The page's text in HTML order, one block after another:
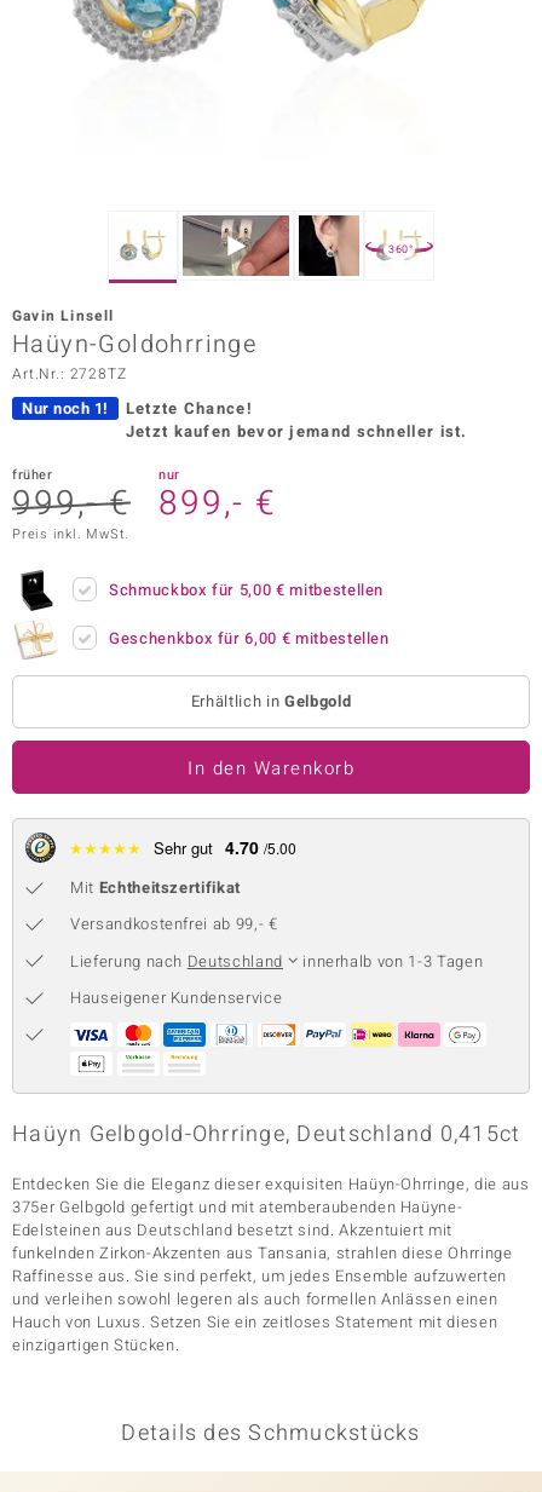
Vogue
Collection
Collection
360°
Gavin Linsell
Haüyn-Goldohrringe
Art.Nr.: 2728TZ
Nur noch 1!
Letzte Chance!
Jetzt kaufen bevor jemand schneller ist.
früher
999,- €
nur
899,- €
Preis inkl. MwSt.
Schmuckbox für 5,00 € mitbestellen
Geschenkbox für6,00 € mitbestellen
Erhältlich in Gelbgold
In den Warenkorb
★★★★★ Sehr gut 4.70 /5.00
Mit Echtheitszertifikat
Versandkostenfrei ab 99,- €
Lieferung nach Deutschland
innerhalb von 1-3 Tagen
Hauseigener Kundenservice
Haüyn Gelbgold-Ohrringe, Deutschland 0,415ct
Entdecken Sie die Eleganz dieser exquisiten Haüyn-Ohrringe, die aus
375er Gelbgold gefertigt und mit atemberaubenden Haüyne-
Edelsteinen aus Deutschland besetzt sind. Akzentuiert mit
funkelnden Zirkon-Akzenten aus Tansania, strahlen diese Ohrringe
Raffinesse aus. Sie sind perfekt, um jedes Ensemble aufzuwerten
und verleihen sowohl legeren als auch formellen Anlässen einen
Hauch von Luxus. Setzen Sie ein zeitloses Statement mit diesen
einzigartigen Stücken.
Details des Schmuckstücks